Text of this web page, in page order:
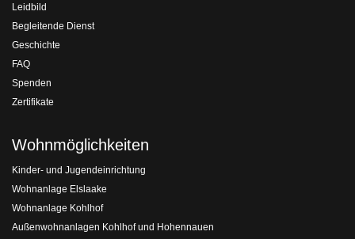
Leidbild
Begleitende Dienst
Geschichte
FAQ
Spenden
Zertifikate
Wohnmöglichkeiten
Kinder- und Jugendeinrichtung
Wohnanlage Elslaake
Wohnanlage Kohlhof
Außenwohnanlagen Kohlhof und Hohennauen